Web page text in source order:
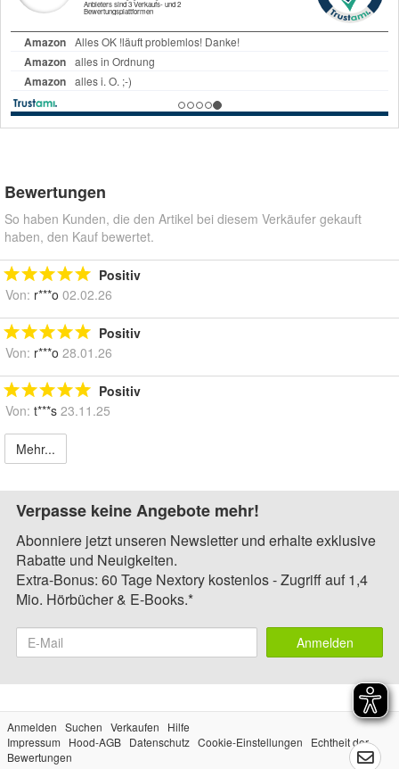
Bewertungen
So haben Kunden, die den Artikel bei diesem Verkäufer gekauft
haben, den Kauf bewertet.
Positiv
Von: r***o 02.02.26
Positiv
Von: r***o 28.01.26
Positiv
Von: t***s 23.11.25
Mehr...
Verpasse keine Angebote mehr!
Abonniere jetzt unseren Newsletter und erhalte exklusive
Rabatte und Neuigkeiten.
Extra-Bonus: 60 Tage Nextory kostenlos - Zugriff auf 1,4
Mio. Hörbücher & E-Books.*
Anmelden
Anmelden Suchen Verkaufen
Hilfe
Impressum
Hood-AGB Datenschutz Cookie-Einstellungen
Echtheit der
Bewertungen